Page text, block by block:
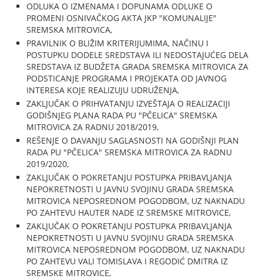
ODLUKA O IZMENAMA I DOPUNAMA ODLUKE O
PROMENI OSNIVAČKOG AKTA JKP "KOMUNALIJE"
SREMSKA MITROVICA,
PRAVILNIK O BLIŽIM KRITERIJUMIMA, NAČINU I
POSTUPKU DODELE SREDSTAVA ILI NEDOSTAJUĆEG DELA
SREDSTAVA IZ BUDŽETA GRADA SREMSKA MITROVICA ZA
PODSTICANJE PROGRAMA I PROJEKATA OD JAVNOG
INTERESA KOJE REALIZUJU UDRUŽENJA,
ZAKLJUČAK O PRIHVATANJU IZVEŠTAJA O REALIZACIJI
GODIŠNJEG PLANA RADA PU "PČELICA" SREMSKA
MITROVICA ZA RADNU 2018/2019,
REŠENJE O DAVANJU SAGLASNOSTI NA GODIŠNJI PLAN
RADA PU "PČELICA" SREMSKA MITROVICA ZA RADNU
2019/2020,
ZAKLJUČAK O POKRETANJU POSTUPKA PRIBAVLJANJA
NEPOKRETNOSTI U JAVNU SVOJINU GRADA SREMSKA
MITROVICA NEPOSREDNOM POGODBOM, UZ NAKNADU
PO ZAHTEVU HAUTER NADE IZ SREMSKE MITROVICE,
ZAKLJUČAK O POKRETANJU POSTUPKA PRIBAVLJANJA
NEPOKRETNOSTI U JAVNU SVOJINU GRADA SREMSKA
MITROVICA NEPOSREDNOM POGODBOM, UZ NAKNADU
PO ZAHTEVU VALI TOMISLAVA I REGODIĆ DMITRA IZ
SREMSKE MITROVICE,